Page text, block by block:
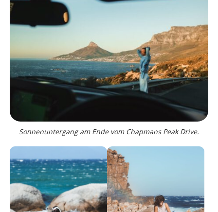
Sonnenuntergang am Ende vom Chapmans Peak Drive.